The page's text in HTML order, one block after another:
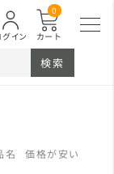
カート
0
グイン
検索
名 価格が安い